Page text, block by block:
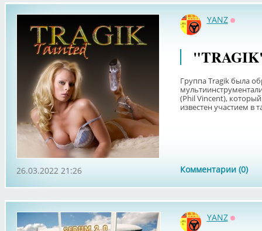
YANZ
Группа Tragik была
(Phil Vincent),
известен участием в
Комментарии (0)
26.03.2022 21:26
YANZ